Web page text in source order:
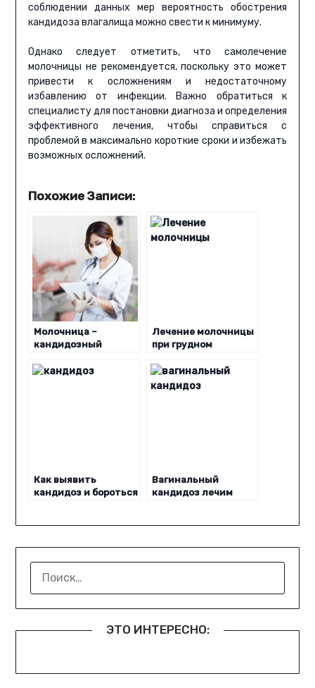
соблюдении данных мер вероятность обострения
кандидоза влагалища можно свести к минимуму.
Однако следует отметить, что самолечение
молочницы не рекомендуется, поскольку это может
привести к осложнениям и недостаточному
избавлению от инфекции. Важно обратиться к
специалисту для постановки диагноза и определения
эффективного лечения, чтобы справиться с
проблемой в максимально короткие сроки и избежать
возможных осложнений.
Похожие Записи:
Молочница –
кандидозный
Лечение молочницы
при грудном
Как выявить
кандидоз и бороться
Вагинальный
кандидоз лечим
ЭТО ИНТЕРЕСНО: